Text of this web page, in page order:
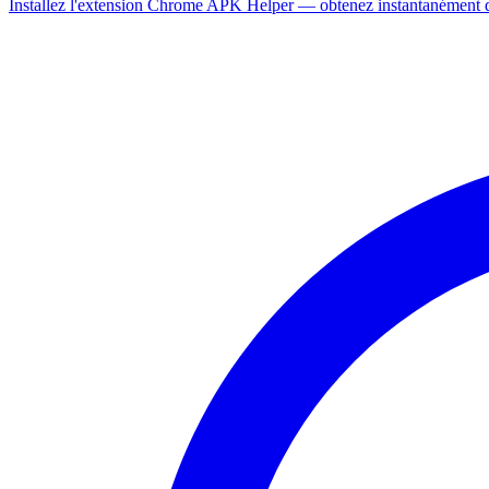
Installez l'extension Chrome APK Helper — obtenez